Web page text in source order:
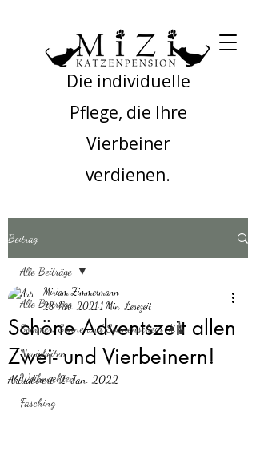
Die individuelle
Pflege, die Ihre
Vierbeiner
verdienen.
Beitrag
Alle Beiträge
Sommer, Sonne und Sonnenschein ☀️🌡
Neuigkeiten
Weihnachten
Fasching
Alle Beiträge
Schöne Adventszeit allen
Zwei- und Vierbeinern!
Miriam Zimmermann
28. Nov. 2021 1 Min. Lesezeit
Aktualisiert:2. Jan. 2022